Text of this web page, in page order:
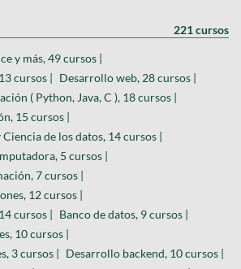
221 cursos
y más, 49 cursos |
cursos | Desarrollo web, 28 cursos |
( Python, Java, C ), 18 cursos |
15 cursos |
de los datos, 14 cursos |
5 cursos |
7 cursos |
12 cursos |
cursos | Banco de datos, 9 cursos |
10 cursos |
3 cursos | Desarrollo backend, 10 cursos |